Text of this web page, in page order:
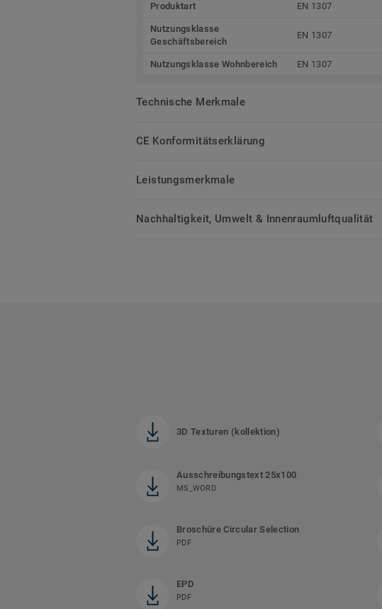
Produktart EN 1307
Nutzungsklasse
Geschäftsbereich
EN 1307
Nutzungsklasse Wohnbereich EN 1307
Technische Merkmale
CE Konformitätserklärung
Leistungsmerkmale
Nachhaltigkeit, Umwelt & Innenraumluftqualität
3D Texturen (kollektion)
Ausschreibungstext 25x100
MS_WORD
Broschüre Circular Selection
PDF
EPD
PDF